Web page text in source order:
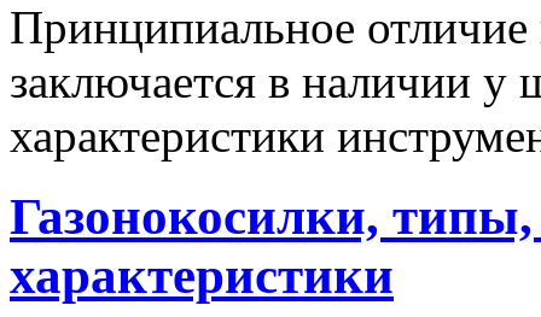
Принципиальное
заключается в наличии у
характеристики
Газонокосилки,
характеристики